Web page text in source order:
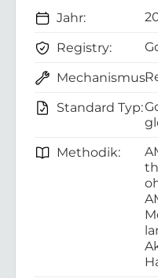
Jahr:
Registry:
Mechanismus:
Standard Typ:
Methodik: